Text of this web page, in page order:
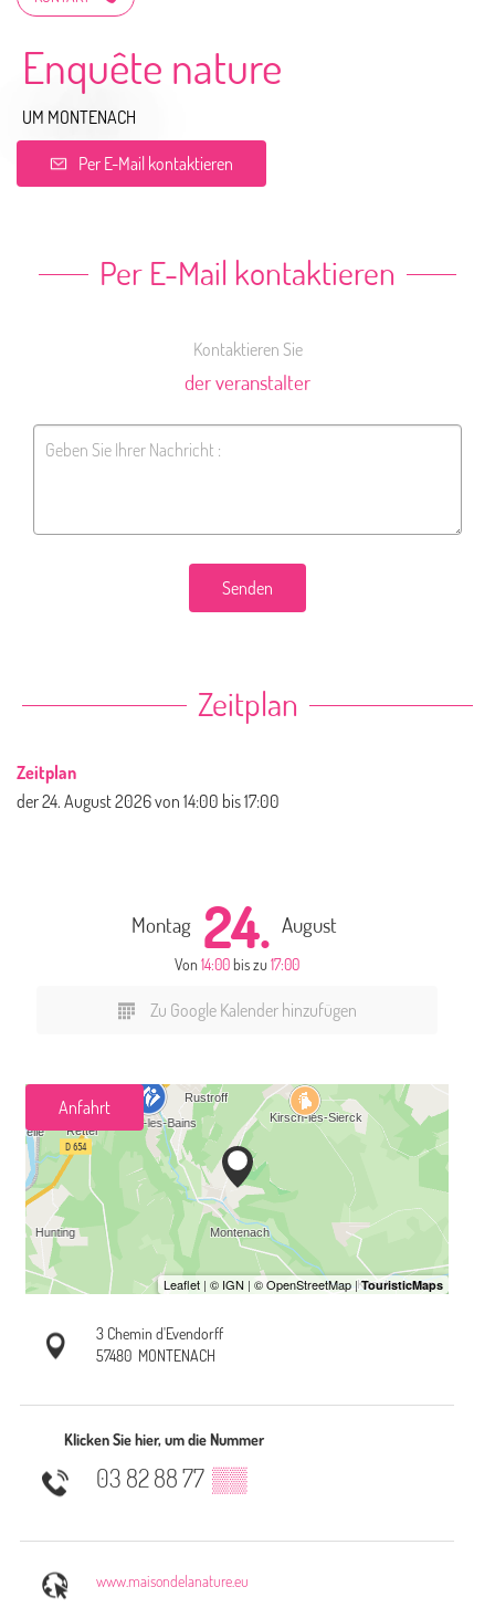
Enquête nature
UM MONTENACH
Per E-Mail kontaktieren
Per E-Mail kontaktieren
Kontaktieren Sie
der veranstalter
Senden
Zeitplan
Zeitplan
der24. August 2026von 14:00 bis 17:00
Montag 24. August
Von 14:00bis zu17:00
Zu Google Kalender hinzufügen
Anfahrt
3 Chemin d'Evendorff
57480 MONTENACH
Klicken Sie hier, um die Nummer
03 82 88 77 ▒▒
www.maisondelanature.eu